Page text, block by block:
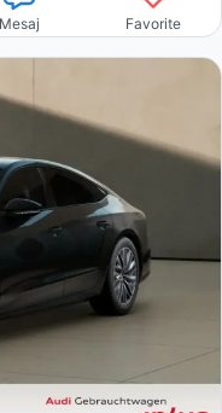
Mesaj Favorite